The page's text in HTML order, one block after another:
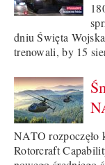
dniu Święta
trenowali, by 15
NATO rozpoczęło
Rotorcraft